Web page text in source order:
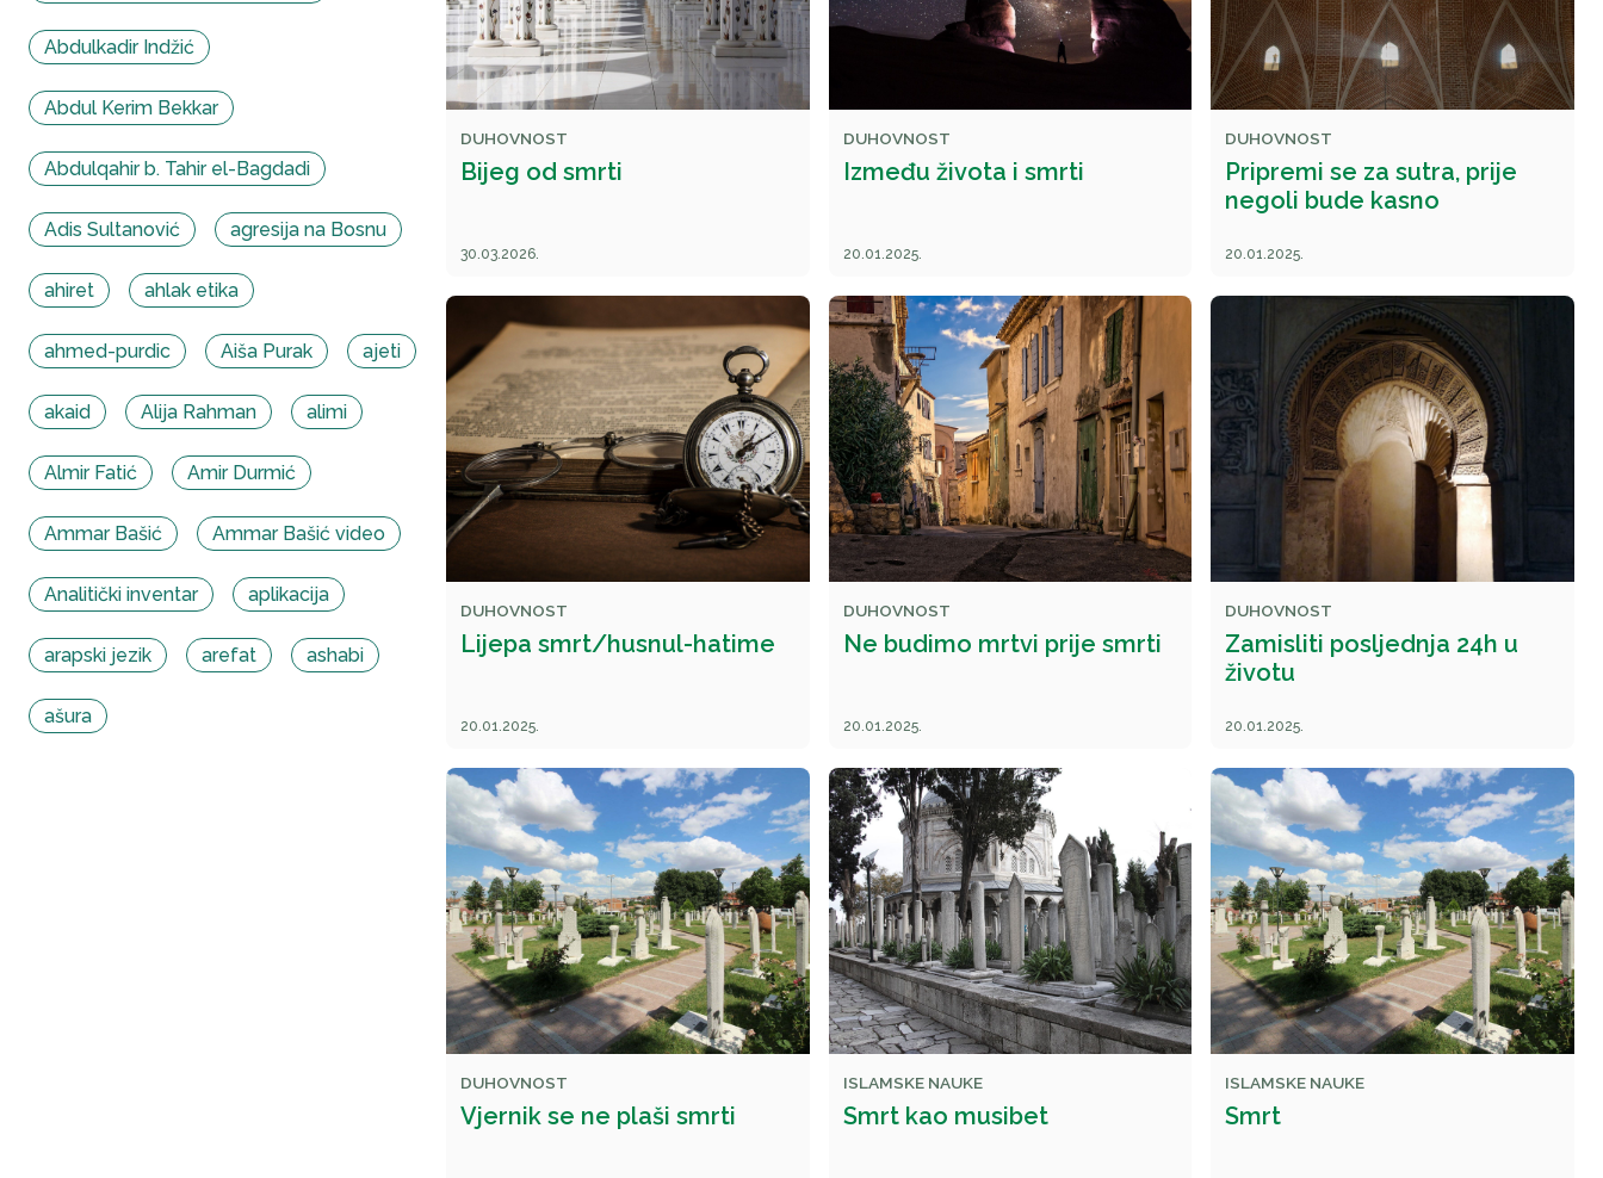
Abdulkadir Indžić
Abdul Kerim Bekkar
Abdulqahir b. Tahir el-Bagdadi
Adis Sultanović agresija na Bosnu
ahiret ahlak etika
ahmed-purdic Aiša Purak ajeti
akaid Alija Rahman alimi
Almir Fatić Amir Durmić
Ammar Bašić Ammar Bašić video
Analitički inventar aplikacija
arapski jezik arefat ashabi
ašura
DUHOVNOST
Bijeg od smrti
30.03.2026.
DUHOVNOST
Između života i smrti
20.01.2025.
DUHOVNOST
Pripremi se za sutra, prije
negoli bude kasno
20.01.2025.
DUHOVNOST
Lijepa smrt/husnul-hatime
20.01.2025.
DUHOVNOST
Ne budimo mrtvi prije smrti
20.01.2025.
DUHOVNOST
Zamisliti posljednja 24h u
životu
20.01.2025.
DUHOVNOST
Vjernik se ne plaši smrti
ISLAMSKE NAUKE
Smrt kao musibet
ISLAMSKE NAUKE
Smrt